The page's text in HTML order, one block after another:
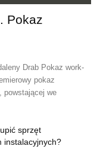
Pokaz
Drab Pokaz work-
pokaz
powstającej we
sprzęt
instalacyjnych?